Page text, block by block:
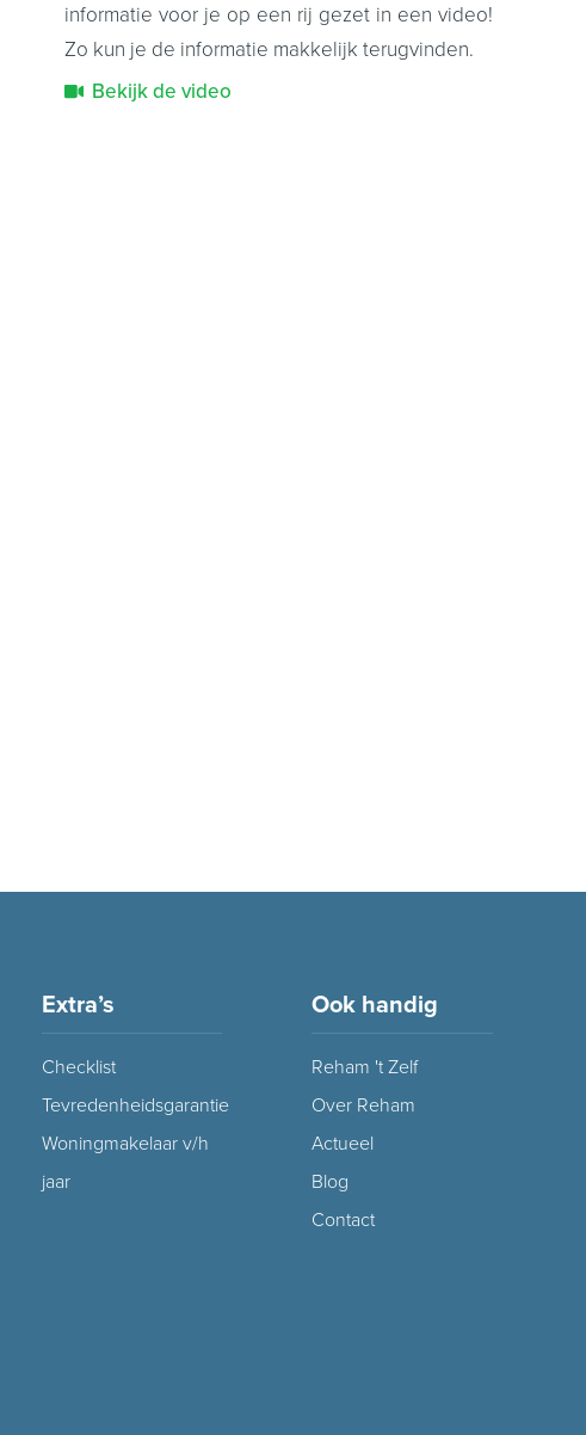
informatie voor je op een rij gezet in een video!
Zo kun je de informatie makkelijk terugvinden.
Bekijk de video
Ook handig
Reham 't Zelf
Over Reham
Actueel
Blog
Contact
Extra’s
Checklist
Tevredenheidsgarantie
Woningmakelaar v/h
jaar